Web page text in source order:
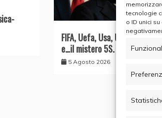
tecnologie
o ID unici
FIFA, Uefa, Usa, UE, il Conte
e…il mistero 5S.
5 Agosto 2026